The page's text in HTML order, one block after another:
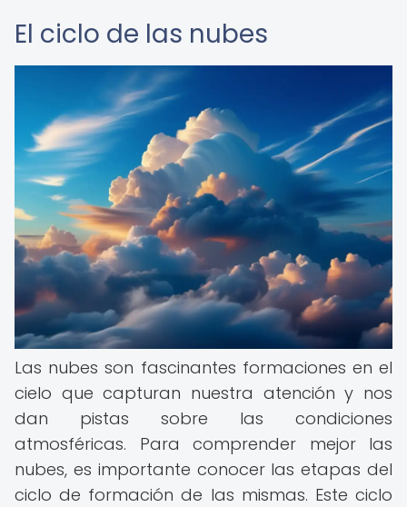
El ciclo de las nubes
Las nubes son fascinantes formaciones en el
cielo que capturan nuestra atención y nos
dan pistas sobre las condiciones
atmosféricas. Para comprender mejor las
nubes, es importante conocer las etapas del
ciclo de formación de las mismas. Este ciclo